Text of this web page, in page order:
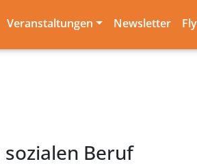
Veranstaltungen Newsletter
Beruf